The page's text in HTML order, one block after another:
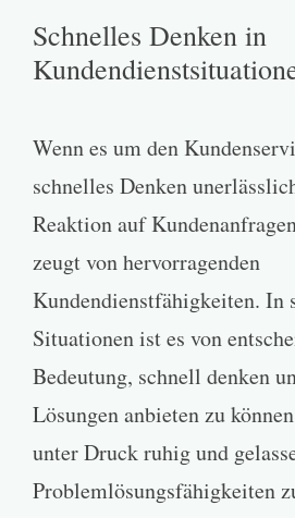
Schnelles Denken in
Wenn es um den
schnelles Denken
Reaktion auf
zeugt von hervorragenden
Kundendienstfähigkeiten. In
Situationen ist es von
Bedeutung, schnell denken
Lösungen anbieten zu
unter Druck ruhig und
Problemlösungsfähigkeiten